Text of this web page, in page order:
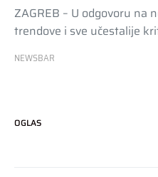
ZAGREB – U odgovoru na
trendove i sve učestalije
NEWSBAR
OGLAS